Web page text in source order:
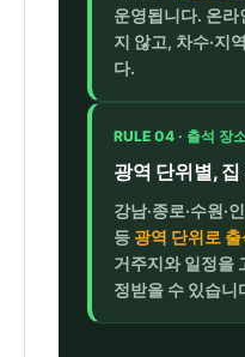
운영됩니다. 온라
지 않고, 차수·지
다.
RULE 04 · 출석 장
광역 단위별, 집
강남·종로·수원·
등 광역 단위로
거주지와 일정을
정받을 수 있습니